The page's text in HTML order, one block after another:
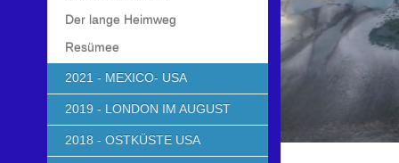
Der lange Heimweg
Resümee
2021 - MEXICO- USA
2019 - LONDON IM AUGUST
2018 - OSTKÜSTE USA